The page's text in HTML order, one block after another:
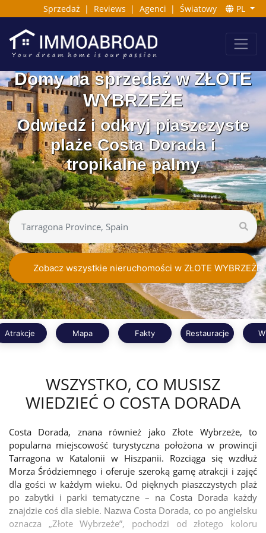
Sprzedaż | Reviews | Agenci | Światowy PL
Domy na sprzedaż w ZŁOTE
WYBRZEŻE
Odwiedź i odkryj piaszczyste
plaże Costa Dorada i
tropikalne palmy
Zobacz wszystkie nieruchomości w ZŁOTE WYBRZEŻE
Atrakcje Mapa Fakty Restauracje
WSZYSTKO, CO MUSISZ
WIEDZIEĆ O COSTA DORADA
Costa Dorada, znana również jako Złote Wybrzeże, to
popularna miejscowość turystyczna położona w prowincji
Tarragona w Katalonii w Hiszpanii. Rozciąga się wzdłuż
Morza Śródziemnego i oferuje szeroką gamę atrakcji i zajęć
dla gości w każdym wieku. Od pięknych piaszczystych plaż
po zabytki i parki tematyczne – na Costa Dorada każdy
znajdzie coś dla siebie. Nazwa Costa Dorada, co po angielsku
oznacza „Złote Wybrzeże”, pochodzi od złotego koloru